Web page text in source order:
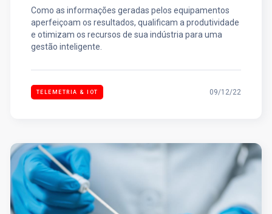
Como as informações geradas pelos equipamentos
aperfeiçoam os resultados, qualificam a produtividade
e otimizam os recursos de sua indústria para uma
gestão inteligente.
TELEMETRIA & IOT 09/12/22